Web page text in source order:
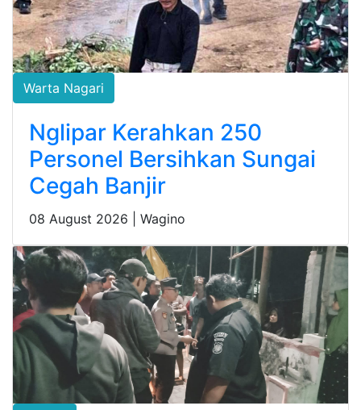
Warta Nagari
Nglipar Kerahkan 250
Personel Bersihkan Sungai
Cegah Banjir
08 August 2026 | Wagino